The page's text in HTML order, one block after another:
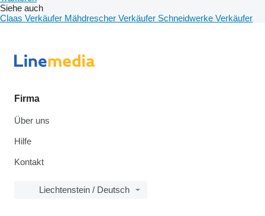
Siehe auch
Claas Verkäufer Mähdrescher Verkäufer Schneidwerke Verkäufer
Firma
Über uns
Hilfe
Kontakt
Liechtenstein / Deutsch